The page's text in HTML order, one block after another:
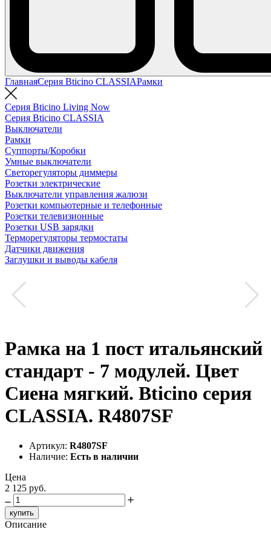
ГлавнаяСерия Bticino CLASSIAРамки
Серия Bticino Living Now
Серия Bticino CLASSIA
Выключатели
Рамки
Суппорты/Коробки
Умные выключатели
Светорегуляторы диммеры
Розетки электрические
Выключатели управления жалюзи
Розетки компьютерные и телефонные
Розетки телевизионные
Розетки USB зарядки
Терморегуляторы термостаты
Датчики движения
Заглушки и выводы кабеля
Рамка на 1 пост итальянский
стандарт - 7 модулей. Цвет
Сиена мягкий. Bticino серия
CLASSIA. R4807SF
Артикул: R4807SF
Наличие: Есть в наличии
Цена
2 125 руб.
купить
Описание